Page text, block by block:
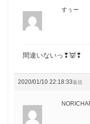
すぅー
間違いないっ❢👿❢
2020/01/10 22:18:33返信